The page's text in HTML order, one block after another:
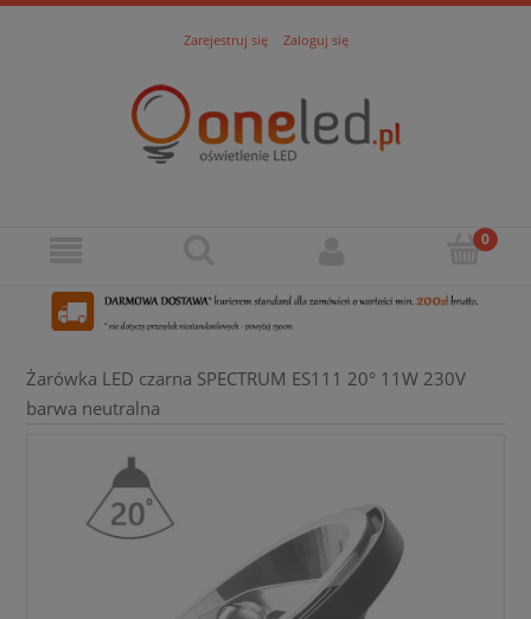
Zarejestruj się Zaloguj się
Żarówka LED czarna SPECTRUM ES111 20° 11W 230V
barwa neutralna